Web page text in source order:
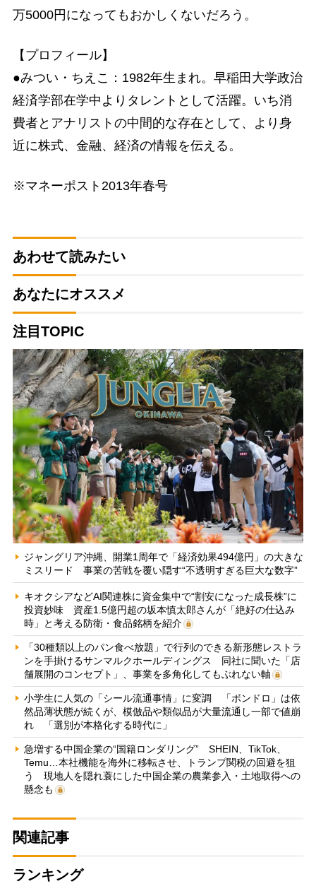
万5000円になってもおかしくないだろう。
【プロフィール】
●みつい・ちえこ：1982年生まれ。早稲田大学政治
経済学部在学中よりタレントとして活躍。いち消
費者とアナリストの中間的な存在として、より身
近に株式、金融、経済の情報を伝える。
※マネーポスト2013年春号
あわせて読みたい
あなたにオススメ
注目TOPIC
ジャングリア沖縄、開業1周年で「経済効果494億円」の大きな
ミスリード 事業の苦戦を覆い隠す“不透明すぎる巨大な数字”
キオクシアなどAI関連株に資金集中で“割安になった成長株”に
投資妙味 資産1.5億円超の坂本慎太郎さんが「絶好の仕込み
時」と考える防衛・食品銘柄を紹介
「30種類以上のパン食べ放題」で行列のできる新形態レストラ
ンを手掛けるサンマルクホールディングス 同社に聞いた「店
舗展開のコンセプト」、事業を多角化してもぶれない軸
小学生に人気の「シール流通事情」に変調 「ボンドロ」は依
然品薄状態が続くが、模倣品や類似品が大量流通し一部で値崩
れ 「選別が本格化する時代に」
急増する中国企業の“国籍ロンダリング” SHEIN、TikTok、
Temu…本社機能を海外に移転させ、トランプ関税の回避を狙
う 現地人を隠れ蓑にした中国企業の農業参入・土地取得への
懸念も
関連記事
ランキング